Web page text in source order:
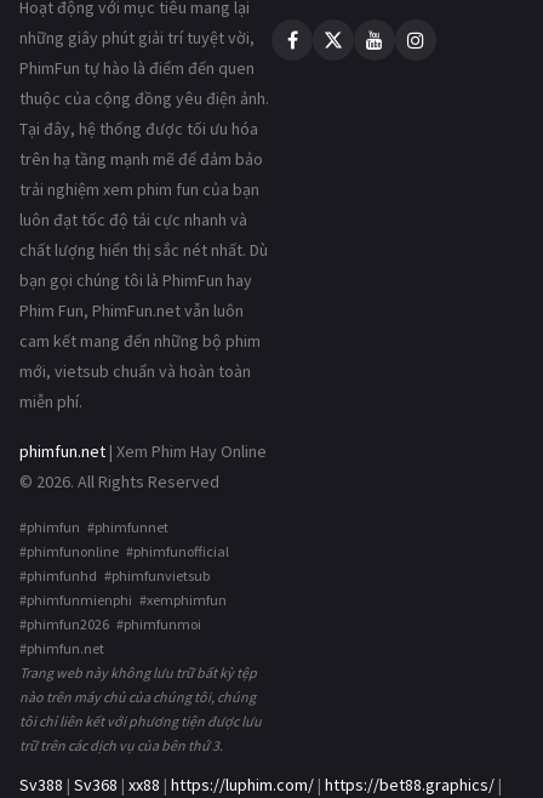
Hoạt động với mục tiêu mang lại
những giây phút giải trí tuyệt vời,
PhimFun tự hào là điểm đến quen
thuộc của cộng đồng yêu điện ảnh.
Tại đây, hệ thống được tối ưu hóa
trên hạ tầng mạnh mẽ để đảm bảo
trải nghiệm xem phim fun của bạn
luôn đạt tốc độ tải cực nhanh và
chất lượng hiển thị sắc nét nhất. Dù
bạn gọi chúng tôi là PhimFun hay
Phim Fun, PhimFun.net vẫn luôn
cam kết mang đến những bộ phim
mới, vietsub chuẩn và hoàn toàn
miễn phí.
phimfun.net | Xem Phim Hay Online
© 2026. All Rights Reserved
#phimfun #phimfunnet
#phimfunonline #phimfunofficial
#phimfunhd #phimfunvietsub
#phimfunmienphi #xemphimfun
#phimfun2026 #phimfunmoi
#phimfun.net
Trang web này không lưu trữ bất kỳ tệp
nào trên máy chủ của chúng tôi, chúng
tôi chỉ liên kết với phương tiện được lưu
trữ trên các dịch vụ của bên thứ 3.
Sv388 | Sv368 | xx88 | https://luphim.com/ | https://bet88.graphics/ |